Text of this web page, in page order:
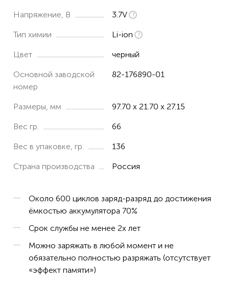
Напряжение, В 3.7V
Тип химии Li-ion
Цвет черный
Основной заводской
номер
82-176890-01
Размеры, мм 97.70 x 21.70 x 27.15
Вес гр. 66
Вес в упаковке, гр. 136
Страна производства Россия
Около 600 циклов заряд-разряд до достижения
ёмкостью аккумулятора 70%
Срок службы не менее 2х лет
Можно заряжать в любой момент и не
обязательно полностью разряжать (отсутствует
«эффект памяти»)